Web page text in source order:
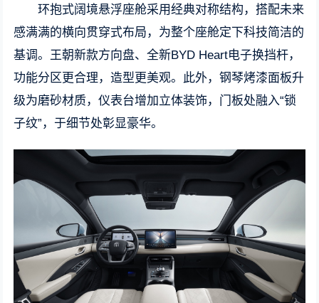
环抱式阔境悬浮座舱采用经典对称结构，搭配未来
感满满的横向贯穿式布局，为整个座舱定下科技简洁的
基调。王朝新款方向盘、全新BYD Heart电子换挡杆，
功能分区更合理，造型更美观。此外，钢琴烤漆面板升
级为磨砂材质，仪表台增加立体装饰，门板处融入“锁
子纹”，于细节处彰显豪华。